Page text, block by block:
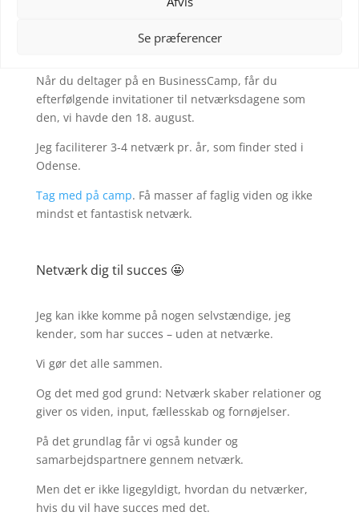
Se præferencer
Når du deltager på en BusinessCamp, får du
efterfølgende invitationer til netværksdagene som
den, vi havde den 18. august.
Jeg faciliterer 3-4 netværk pr. år, som finder sted i
Odense.
Tag med på camp. Få masser af faglig viden og ikke
mindst et fantastisk netværk.
Netværk dig til succes 🤩
Jeg kan ikke komme på nogen selvstændige, jeg
kender, som har succes – uden at netværke.
Vi gør det alle sammen.
Og det med god grund: Netværk skaber relationer og
giver os viden, input, fællesskab og fornøjelser.
På det grundlag får vi også kunder og
samarbejdspartnere gennem netværk.
Men det er ikke ligegyldigt, hvordan du netværker,
hvis du vil have succes med det.